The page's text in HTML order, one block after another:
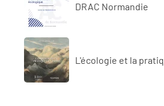
DRAC Normandie
L'écologie et la